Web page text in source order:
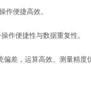
作便捷高效。
作便捷性与数据重复性。
差，运算高效、测量精度